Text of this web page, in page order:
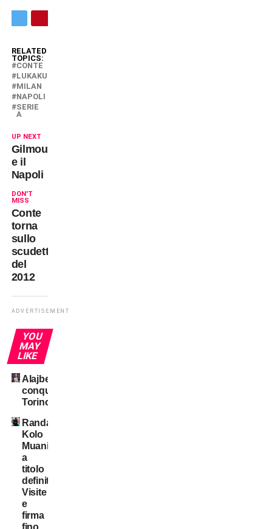
RELATED
TOPICS:
CONTE
LUKAKU
MILAN
NAPOLI
SERIE
A
UP NEXT
Gilmour
e il
Napoli
DON'T
MISS
Conte
torna
sullo
scudetto
del
2012
ADVERTISEMENT
YOU
MAY
LIKE
Alajbegovic
conquista
Torino
Randal
Kolo
Muani:
a
titolo
definitivo!
Visite
e
firma
fino